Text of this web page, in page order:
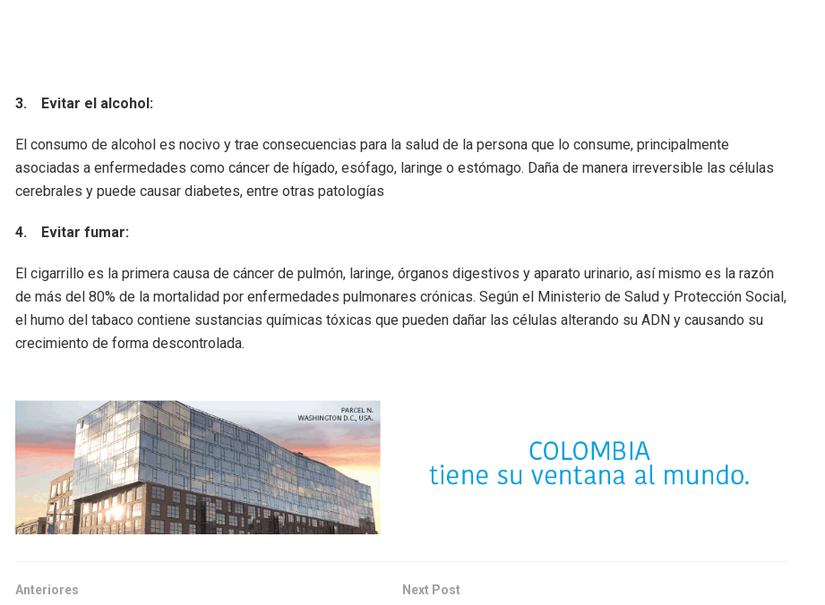
3. Evitar el alcohol:
El consumo de alcohol es nocivo y trae consecuencias para la salud de la persona que lo consume, principalmente
asociadas a enfermedades como cáncer de hígado, esófago, laringe o estómago. Daña de manera irreversible las células
cerebrales y puede causar diabetes, entre otras patologías
4. Evitar fumar:
El cigarrillo es la primera causa de cáncer de pulmón, laringe, órganos digestivos y aparato urinario, así mismo es la razón
de más del 80% de la mortalidad por enfermedades pulmonares crónicas. Según el Ministerio de Salud y Protección Social,
el humo del tabaco contiene sustancias químicas tóxicas que pueden dañar las células alterando su ADN y causando su
crecimiento de forma descontrolada.
Anteriores Next Post